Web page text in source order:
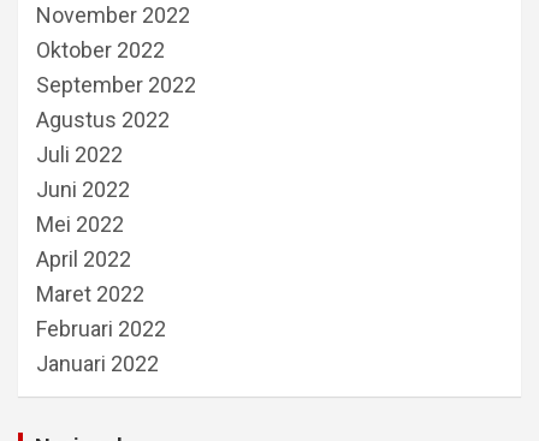
November 2022
Oktober 2022
September 2022
Agustus 2022
Juli 2022
Juni 2022
Mei 2022
April 2022
Maret 2022
Februari 2022
Januari 2022